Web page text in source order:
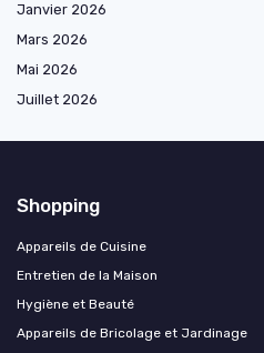
Janvier 2026
Mars 2026
Mai 2026
Juillet 2026
Shopping
Appareils de Cuisine
Entretien de la Maison
Hygiène et Beauté
Appareils de Bricolage et Jardinage